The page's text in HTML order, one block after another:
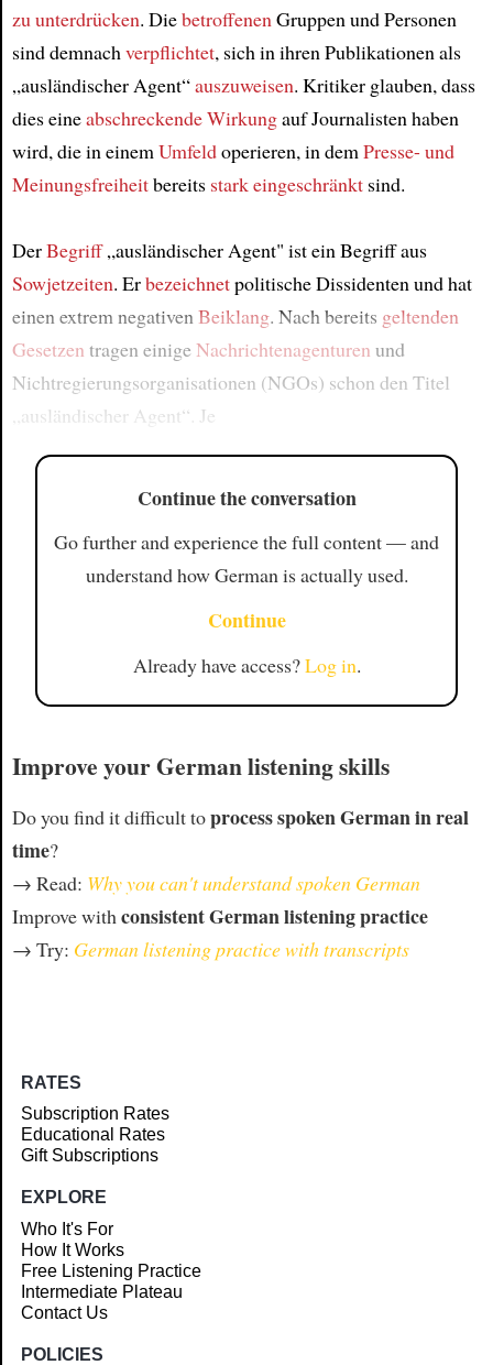
zu unterdrücken. Diebetroffenen Gruppen und Personen
sind demnach verpflichtet, sich in ihren Publikationen als
„ausländischer Agent“auszuweisen. Kritiker glauben, dass
dies eineabschreckende Wirkungauf Journalisten haben
wird, die in einem Umfeldoperieren, in dem Presse- und
Meinungsfreiheitbereits stark eingeschränktsind.
DerBegriff„ausländischer Agent" ist ein Begriff aus
Sowjetzeiten. Erbezeichnetpolitische Dissidenten und hat
einen extrem negativen Beiklang. Nach bereits geltenden
Gesetzen tragen einigeNachrichtenagenturen und
Nichtregierungsorganisationen (NGOs) schon den Titel
„ausländischer Agent“. Je
Continue the conversation
Go further and experience the full content — and
understand how German is actually used.
Continue
Already have access?Log in.
Improve your German listening skills
Do you find it difficult toprocess spoken German in real
time?
→ Read: Why you can't understand spoken German
Improve withconsistent German listening practice
→ Try: German listening practice with transcripts
RATES
Subscription Rates
Educational Rates
Gift Subscriptions
EXPLORE
Who It's For
How It Works
Free Listening Practice
Intermediate Plateau
Contact Us
POLICIES